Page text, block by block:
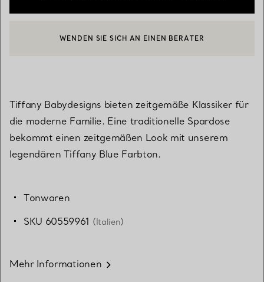
EINEN KUNDENBERATER KONTAKTIEREN ODER EINEN
Tiffany Babydesigns bieten zeitgemäße Klassiker für
die moderne Familie. Eine traditionelle Spardose
bekommt einen zeitgemäßen Look mit unserem
legendären Tiffany Blue Farbton.
Tonwaren
SKU 60559961 (Italien)
Mehr Informationen